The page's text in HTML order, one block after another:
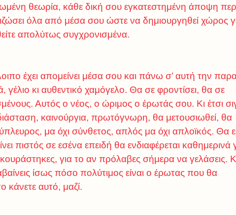
θεωρία, κάθε δική σου εγκατεστημένη άποψη
όλα από μέσα σου ώστε να δημιουργηθεί χώρος
απολύτως συγχρονισμένα.
έχει απομείνει μέσα σου και πάνω σ’ αυτή την
κι αυθεντικό χαμόγελο. Θα σε φροντίσει, θα σε
Αυτός ο νέος, ο ώριμος ο έρωτάς σου. Κι έτσι
καινούργια, πρωτόγνωρη, θα μετουσιωθεί, θα
μα όχι σύνθετος, απλός μα όχι απλοϊκός. Θα
πιστός σε εσένα επειδή θα ενδιαφέρεται καθημερινά
για το αν πρόλαβες σήμερα να γελάσεις.
ίσως πόσο πολύτιμος είναι ο έρωτας που θα
κάνετε αυτό, μαζί.